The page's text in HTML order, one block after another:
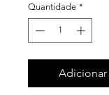
Quantidade *
Adicionar